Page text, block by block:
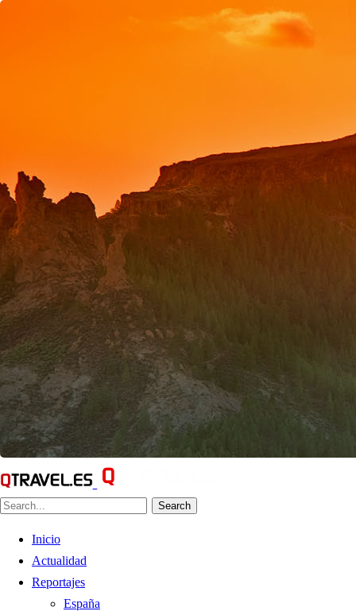
Search
Inicio
Actualidad
Reportajes
España